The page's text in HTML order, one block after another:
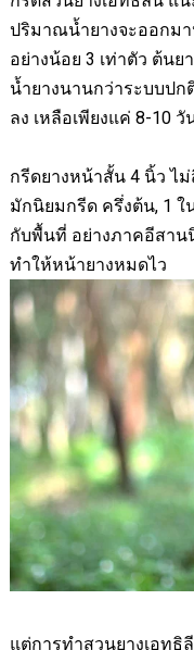
ปริมาณน้ำยางจะออกม
อย่างน้อย 3 เท่าตัว ต้นย
น้ำยางนานกว่าระบบปก
ลง เหลือเพียงแค่ 8-10 วั
กรีดยางหน้าสั้น 4 นิ้ว ไ
มักนิยมกรีด ครึ่งต้น, 1 ใ
กับพื้นที่ อย่างภาคอีสาน
ทำให้หน้ายางหมดไว
แต่การทำสวนยางเอทธิ